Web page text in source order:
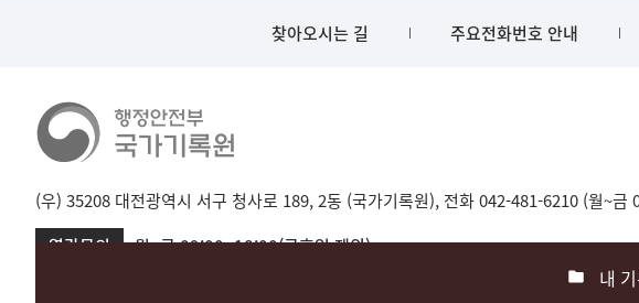
내
찾아오시는 길 주요전화번호 안내
(우) 35208 대전광역시 서구 청사로 189, 2동 (국가기록원), 전화 042-481-6210 (월~금
열람문의
월~금 09:00~18:00(공휴일 제외)
부산 051-550-